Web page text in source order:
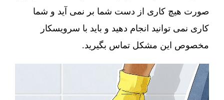
صورت هیچ کاری از دست شما بر نمی آید و شما
کاری نمی توانید انجام دهید و باید با سرویسکار
مخصوص این مشکل تماس بگیرید.